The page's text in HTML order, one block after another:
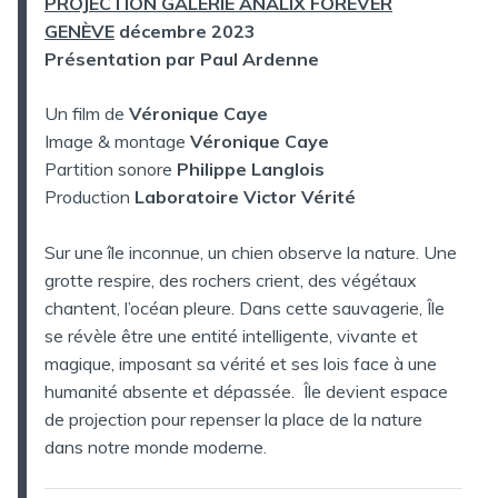
GENÈVE décembre 2023
Présentation par Paul Ardenne
Un film de Véronique Caye
Image & montage Véronique Caye
Partition sonore Philippe Langlois
Production Laboratoire Victor Vérité
Sur une île inconnue, un chien observe la nature. Une
grotte respire, des rochers crient, des végétaux
chantent, l’océan pleure. Dans cette sauvagerie, Île
se révèle être une entité intelligente, vivante et
magique, imposant sa vérité et ses lois face à une
humanité absente et dépassée. Île devient espace
de projection pour repenser la place de la nature
dans notre monde moderne.